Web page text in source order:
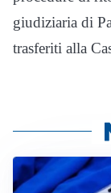
giudiziaria di
trasferiti alla